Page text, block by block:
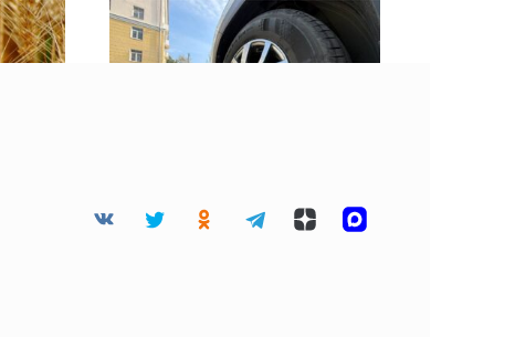
Житель Смоленска
лишился 120 тысяч